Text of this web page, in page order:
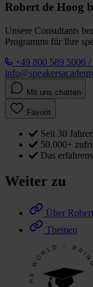
Robert de Hoog
Unsere Consultants
Programms für Ihre
+49 800 589 5006
Mit uns chatten
Favorit
Seit 30
50.000+
Das
Weiter zu
Über
Themen